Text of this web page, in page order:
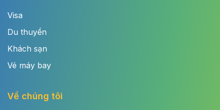
Visa
Du thuyền
Khách sạn
Vé máy bay
Về chúng tôi